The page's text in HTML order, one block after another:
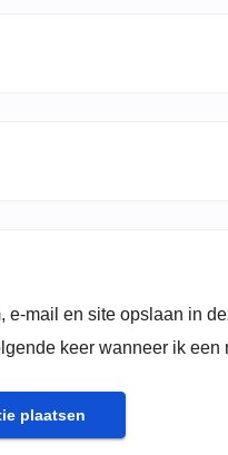
e-mail en site opslaan in
keer wanneer ik een